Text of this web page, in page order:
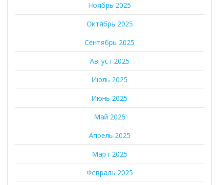
Ноябрь 2025
Октябрь 2025
Сентябрь 2025
Август 2025
Июль 2025
Июнь 2025
Май 2025
Апрель 2025
Март 2025
Февраль 2025